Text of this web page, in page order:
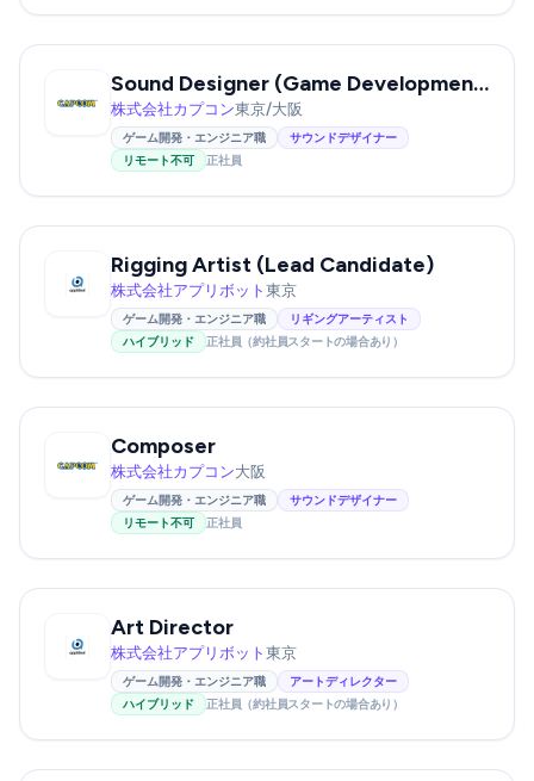
Sound Designer (Game Development / Sound Effects)
株式会社カプコン東京/大阪
ゲーム開発・エンジニア職
サウンドデザイナー
リモート不可
正社員
Rigging Artist (Lead Candidate)
株式会社アプリボット 東京
ゲーム開発・エンジニア職
リギングアーティスト
ハイブリッド
正社員（約社員スタートの場合あり）
Composer
株式会社カプコン大阪
ゲーム開発・エンジニア職
サウンドデザイナー
リモート不可
正社員
Art Director
株式会社アプリボット 東京
ゲーム開発・エンジニア職
アートディレクター
ハイブリッド
正社員（約社員スタートの場合あり）